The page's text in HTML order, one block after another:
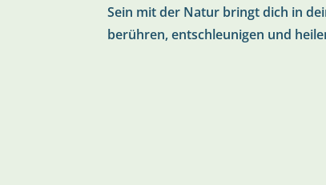
Sein mit der Natur bringt dich in
berühren, entschleunigen und